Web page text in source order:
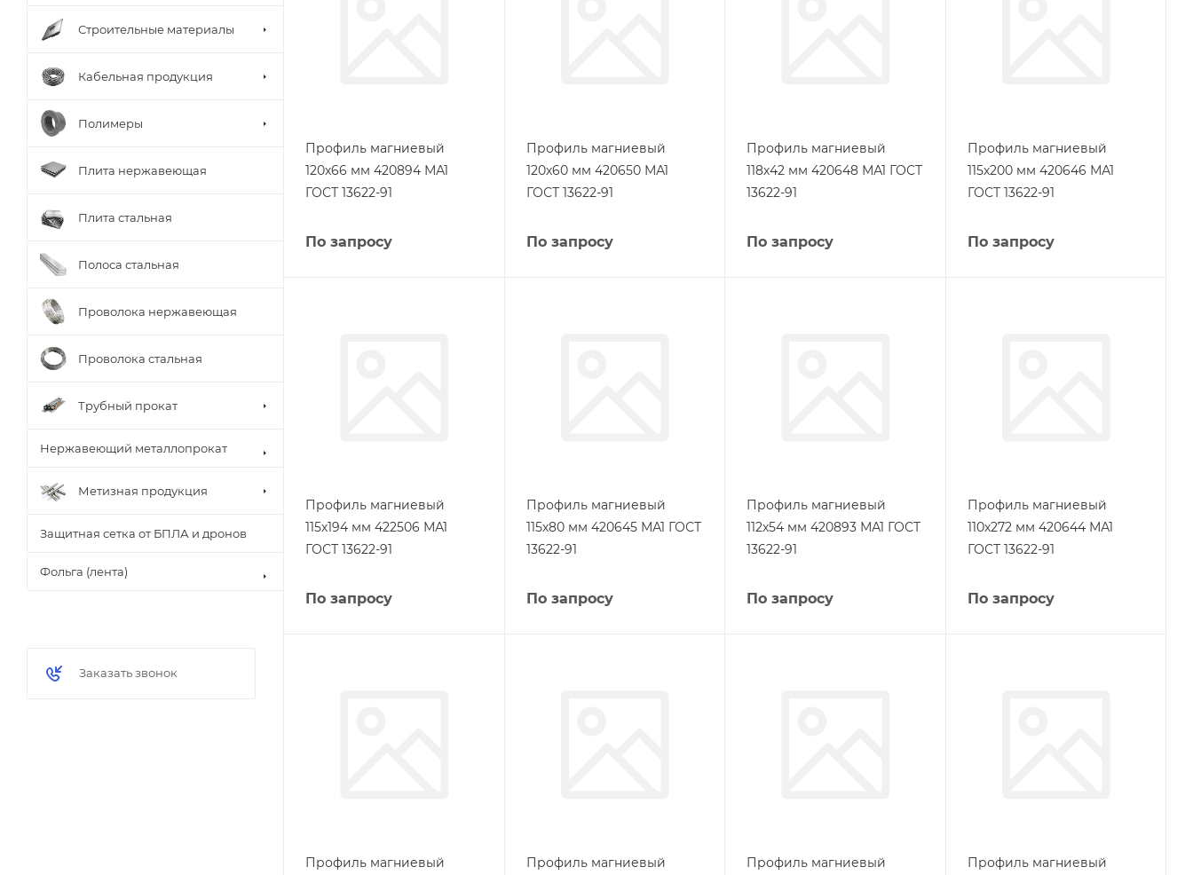
Профиль магниевый
120х66 мм 420894 МА1
ГОСТ 13622-91
По запросу
Профиль магниевый
120х60 мм 420650 МА1
ГОСТ 13622-91
По запросу
Профиль магниевый
118х42 мм 420648 МА1 ГОСТ
13622-91
По запросу
Профиль магниевый
115х200 мм 420646 МА1
ГОСТ 13622-91
По запросу
Профиль магниевый
115х194 мм 422506 МА1
ГОСТ 13622-91
По запросу
Профиль магниевый
115х80 мм 420645 МА1 ГОСТ
13622-91
По запросу
Профиль магниевый
112х54 мм 420893 МА1 ГОСТ
13622-91
По запросу
Профиль магниевый
110х272 мм 420644 МА1
ГОСТ 13622-91
По запросу
Профиль магниевый
Профиль магниевый
Профиль магниевый
Профиль магниевый
Строительные материалы
Кабельная продукция
Полимеры
Плита нержавеющая
Плита стальная
Полоса стальная
Проволока нержавеющая
Проволока стальная
Трубный прокат
Нержавеющий металлопрокат
Метизная продукция
Защитная сетка от БПЛА и дронов
Фольга (лента)
Заказать звонок